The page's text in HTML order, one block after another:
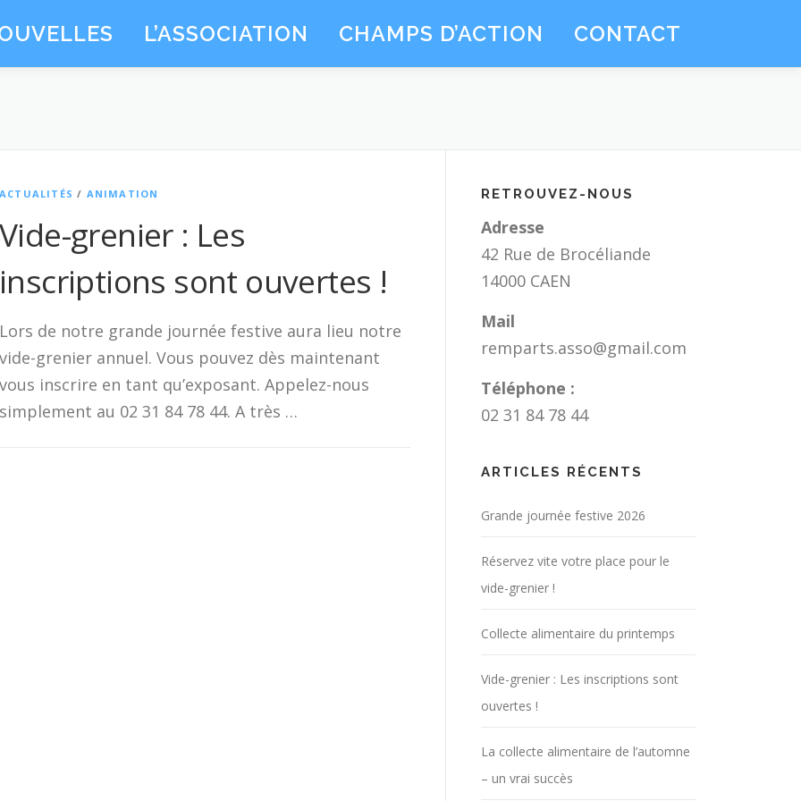
L’ASSOCIATION CHAMPS D’ACTION CONTACT
ACTUALITÉS / ANIMATION
Vide-grenier : Les
inscriptions sont ouvertes !
Lors de notre grande journée festive aura lieu notre
vide-grenier annuel. Vous pouvez dès maintenant
vous inscrire en tant qu’exposant. Appelez-nous
simplement au 02 31 84 78 44. A très …
RETROUVEZ-NOUS
Adresse
42 Rue de Brocéliande
14000 CAEN
Mail
remparts.asso@gmail.com
Téléphone :
02 31 84 78 44
ARTICLES RÉCENTS
Grande journée festive 2026
Réservez vite votre place pour le
vide-grenier !
Collecte alimentaire du printemps
Vide-grenier : Les inscriptions sont
ouvertes !
La collecte alimentaire de l’automne
– un vrai succès